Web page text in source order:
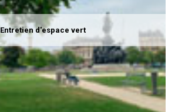
Entretien d'espace vert